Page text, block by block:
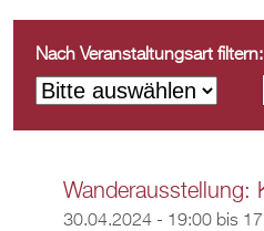
Nach Veranstaltungsart filtern:
Wanderausstellung:
30.04.2024 - 19:00bis